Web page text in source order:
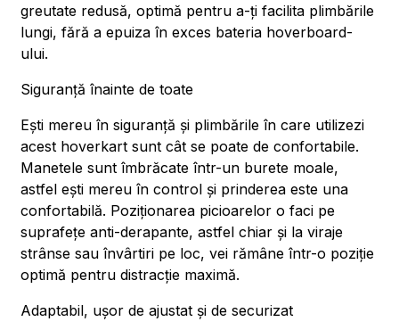
greutate redusă, optimă pentru a-ți facilita plimbările
lungi, fără a epuiza în exces bateria hoverboard-
ului.
Siguranță înainte de toate
Ești mereu în siguranță și plimbările în care utilizezi
acest hoverkart sunt cât se poate de confortabile.
Manetele sunt îmbrăcate într-un burete moale,
astfel ești mereu în control și prinderea este una
confortabilă. Poziționarea picioarelor o faci pe
suprafețe anti-derapante, astfel chiar și la viraje
strânse sau învârtiri pe loc, vei rămâne într-o poziție
optimă pentru distracție maximă.
Adaptabil, ușor de ajustat și de securizat